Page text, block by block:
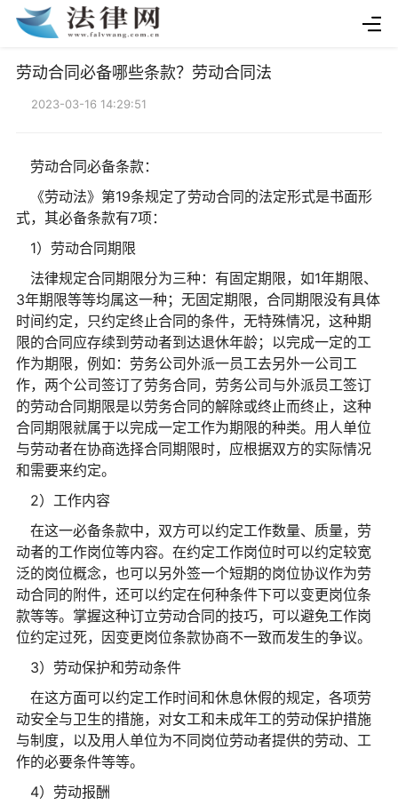
劳动合同必备哪些条款？劳动合同法
2023-03-16 14:29:51
劳动合同必备条款：
《劳动法》第19条规定了劳动合同的法定形式是书面形
式，其必备条款有7项：
1）劳动合同期限
法律规定合同期限分为三种：有固定期限，如1年期限、
3年期限等等均属这一种；无固定期限，合同期限没有具体
时间约定，只约定终止合同的条件，无特殊情况，这种期
限的合同应存续到劳动者到达退休年龄；以完成一定的工
作为期限，例如：劳务公司外派一员工去另外一公司工
作，两个公司签订了劳务合同，劳务公司与外派员工签订
的劳动合同期限是以劳务合同的解除或终止而终止，这种
合同期限就属于以完成一定工作为期限的种类。用人单位
与劳动者在协商选择合同期限时，应根据双方的实际情况
和需要来约定。
2）工作内容
在这一必备条款中，双方可以约定工作数量、质量，劳
动者的工作岗位等内容。在约定工作岗位时可以约定较宽
泛的岗位概念，也可以另外签一个短期的岗位协议作为劳
动合同的附件，还可以约定在何种条件下可以变更岗位条
款等等。掌握这种订立劳动合同的技巧，可以避免工作岗
位约定过死，因变更岗位条款协商不一致而发生的争议。
3）劳动保护和劳动条件
在这方面可以约定工作时间和休息休假的规定，各项劳
动安全与卫生的措施，对女工和未成年工的劳动保护措施
与制度，以及用人单位为不同岗位劳动者提供的劳动、工
作的必要条件等等。
4）劳动报酬